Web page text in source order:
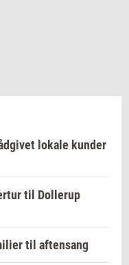
lokale kunder
til Dollerup
til aftensang